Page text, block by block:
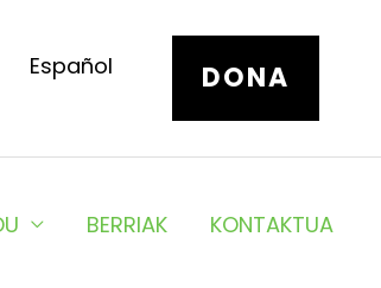
Español DONA
BERRIAK KONTAKTUA